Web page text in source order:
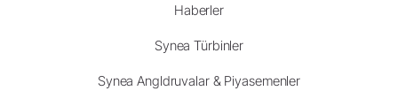
Haberler
Synea Türbinler
Synea Angldruvalar & Piyasemenler